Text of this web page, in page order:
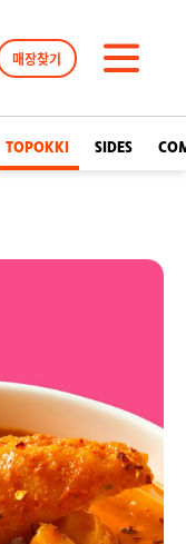
매장찾기
메
TOPOKKI SIDES